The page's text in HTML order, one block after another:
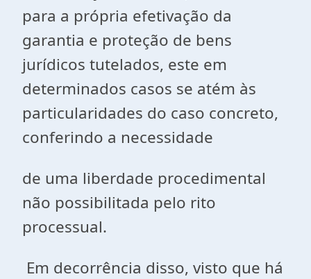
para a própria efetivação da
garantia e proteção de bens
jurídicos tutelados, este em
determinados casos se atém às
particularidades do caso concreto,
conferindo a necessidade
de uma liberdade procedimental
não possibilitada pelo rito
processual.
Em decorrência disso, visto que há